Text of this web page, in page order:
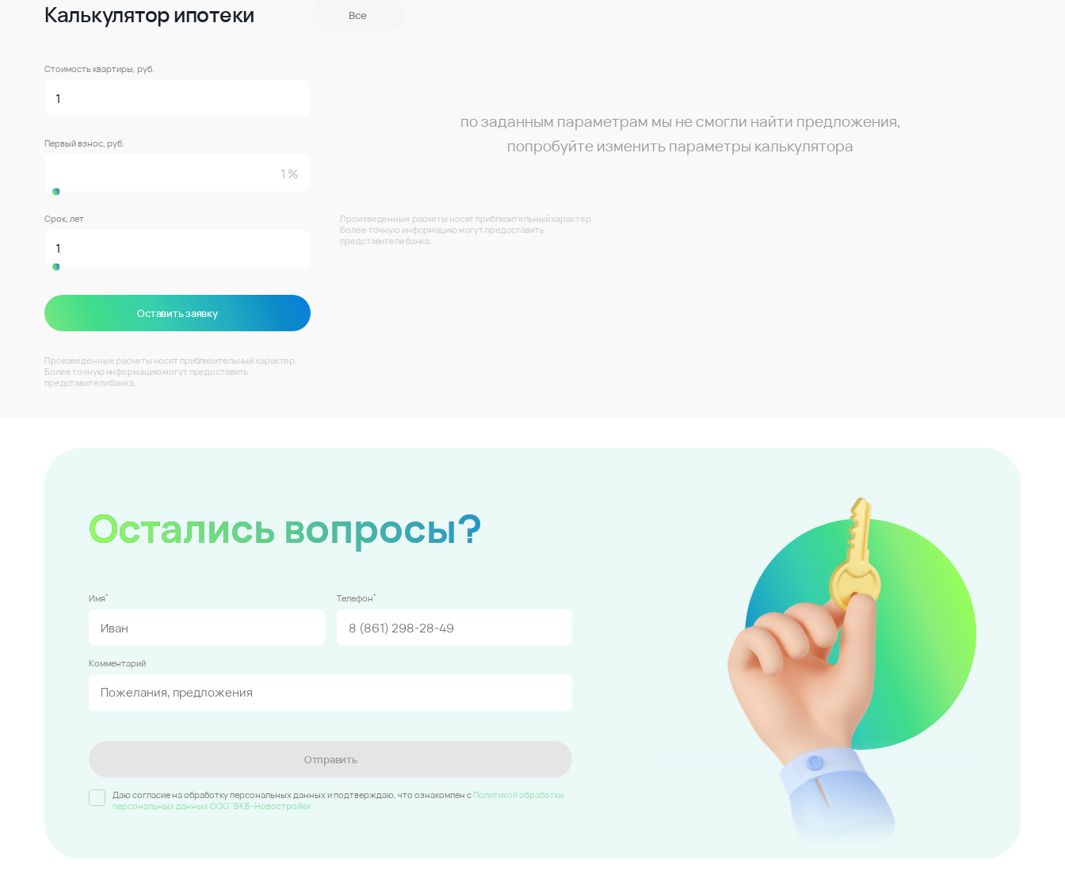
Калькулятор ипотеки Все
Стоимость квартиры, руб.
Первый взнос, руб.
Срок, лет
Оставить заявку
Произведенные расчеты носят приблизительный характер.
Более точную информацию могут предоставить
представители банка.
по заданным параметрам мы не смогли найти предложения,
попробуйте изменить параметры калькулятора
Произведенные расчеты носят приблизительный характер.
Более точную информацию могут предоставить
представители банка.
Остались вопросы?
Имя* Телефон*
Комментарий
Отправить
Даю согласие на обработку персональных данных и подтверждаю, что ознакомлен c Политикой обработки
персональных данных ООО "ВКБ-Новостройки